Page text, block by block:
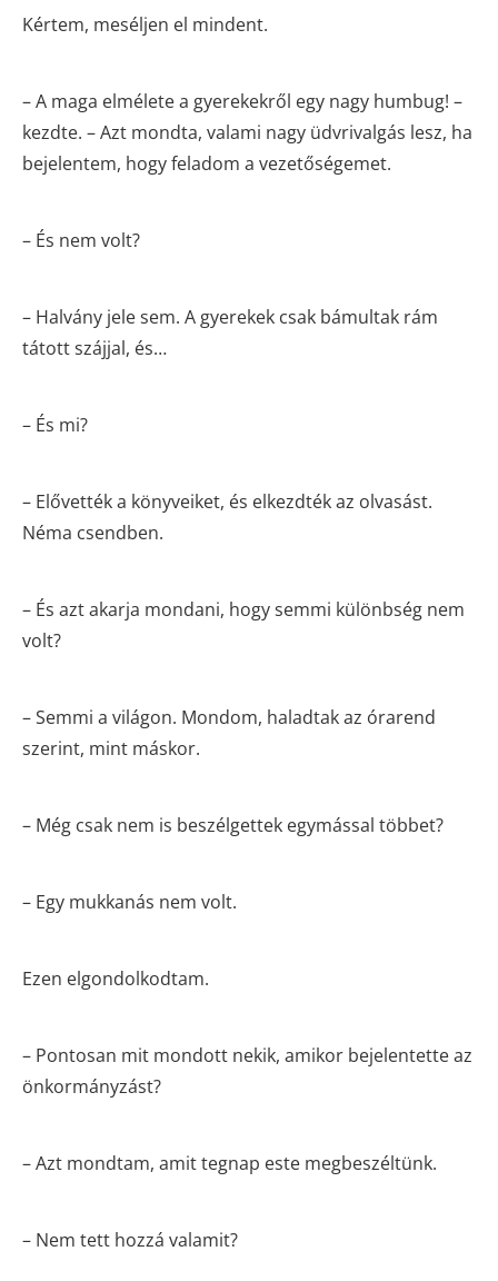
Kértem, meséljen el mindent.
– A maga elmélete a gyerekekről egy nagy humbug! –
kezdte. – Azt mondta, valami nagy üdvrivalgás lesz, ha
bejelentem, hogy feladom a vezetőségemet.
– És nem volt?
– Halvány jele sem. A gyerekek csak bámultak rám
tátott szájjal, és…
– És mi?
– Elővették a könyveiket, és elkezdték az olvasást.
Néma csendben.
– És azt akarja mondani, hogy semmi különbség nem
volt?
– Semmi a világon. Mondom, haladtak az órarend
szerint, mint máskor.
– Még csak nem is beszélgettek egymással többet?
– Egy mukkanás nem volt.
Ezen elgondolkodtam.
– Pontosan mit mondott nekik, amikor bejelentette az
önkormányzást?
– Azt mondtam, amit tegnap este megbeszéltünk.
– Nem tett hozzá valamit?